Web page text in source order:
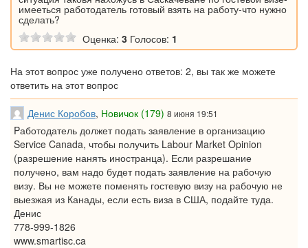
имееться работодатель готовый взять на работу-что нужно
сделать?
Оценка: 3 Голосов: 1
На этот вопрос уже получено ответов: 2, вы так же можете
ответить на этот вопрос
Денис Коробов, Новичок (179) 8 июня 19:51
Pаботодатель должет подать заявление в организацию
Service Canada, чтобы получить Labour Market Opinion
(разрешение нанять иностранца). Если разрешание
получено, вам надо будет подать заявление на рабочую
визу. Вы не можете поменять гостевую визу на рабочую не
выезжая из Канады, если есть виза в США, подайте туда.
Денис
778-999-1826
www.smartisc.ca